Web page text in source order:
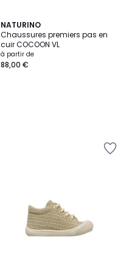
NATURINO
Chaussures premiers pas en
cuir COCOON VL
à partir de
88,00 €